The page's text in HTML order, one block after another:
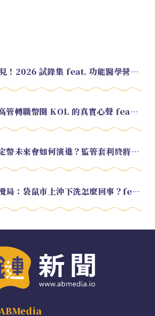
EP.220 好久不見！2026 試錄集 feat. 功能醫學營養師 美寶
EP.219 從銀行高管轉職幣圈 KOL 的真實心聲 feat.龜大
EP.217 美元穩定幣未來會如何演進？監管套利終將收斂？feat. 研究員 余哲安
EP.213 川普大攪局：袋鼠市上沖下洗怎麼回事？feat. Alvin